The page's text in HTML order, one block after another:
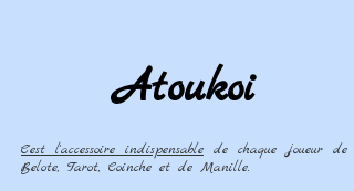
Atoukoi
C'est l'accessoire indispensable de chaque joueur de
Belote, Tarot, Coinche et de Manille.